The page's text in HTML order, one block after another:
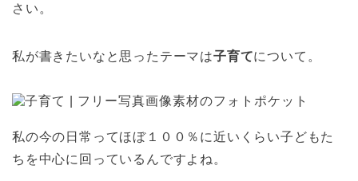
さい。
私が書きたいなと思ったテーマは子育てについて。
私の今の日常ってほぼ１００％に近いくらい子どもた
ちを中心に回っているんですよね。